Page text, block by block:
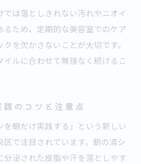
では落としきれない汚れやニオイ
るため、定期的な美容室でのケア
を欠かさないことが大切です。
イルに合わせて無理なく続けるこ
のコツと注意点
を朝だけ実践する」という新しい
区で注目されています。朝の湯シ
分泌された皮脂や汗を落としやす